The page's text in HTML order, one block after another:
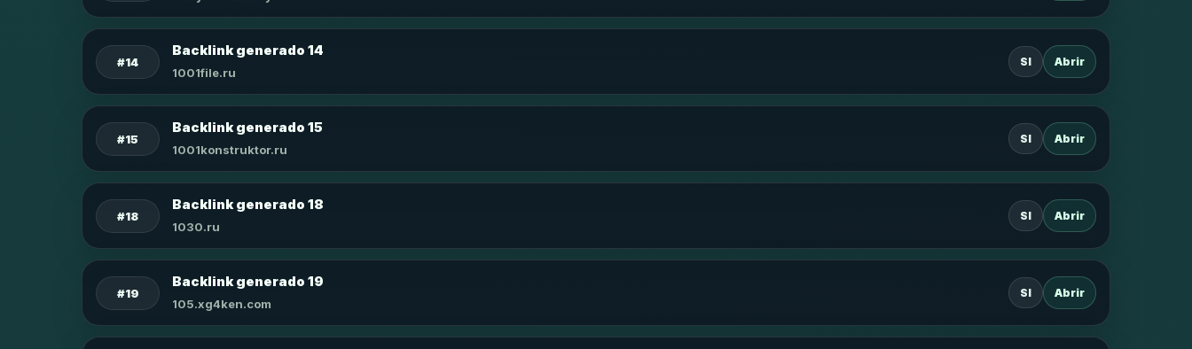
#14
Backlink generado 14
1001file.ru
SI Abrir
#15
Backlink generado 15
1001konstruktor.ru
SI Abrir
#18
Backlink generado 18
1030.ru
SI Abrir
#19
Backlink generado 19
105.xg4ken.com
SI Abrir